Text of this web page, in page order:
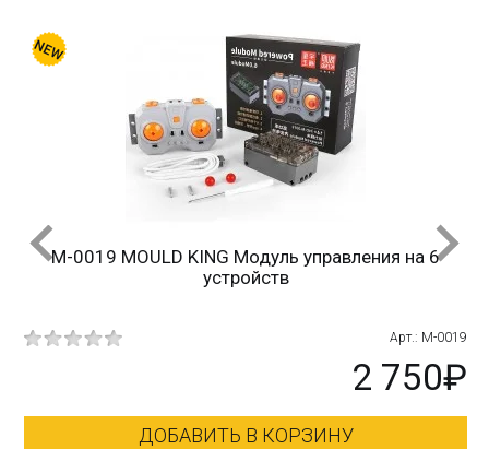
производит качественные конструкторы. Детали имеют
универсальные размеры и совместимы с
конструкторами других оригинальных брендов.
Только в BOOTLEGBRICKS.RU:
Бесплатная доставка от 3000 рублей;
Оплата при получении и никаких скрытых платежей;
Дополнительная скидка 10% для постоянных
покупателей;
Новые акции и конкурсы каждый месяц;
низким ценам!
Посмотрите раздел:
M-0019 MOULD KING Модуль управления на 6
устройств
Арт.: M-0019
2 750₽
ДОБАВИТЬ В КОРЗИНУ